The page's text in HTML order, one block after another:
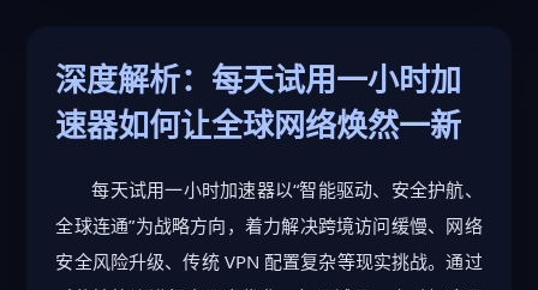
深度解析：每天试用一小时加
速器如何让全球网络焕然一新
每天试用一小时加速器以“智能驱动、安全护航、
全球连通”为战略方向，着力解决跨境访问缓慢、网络
安全风险升级、传统 VPN 配置复杂等现实挑战。通过